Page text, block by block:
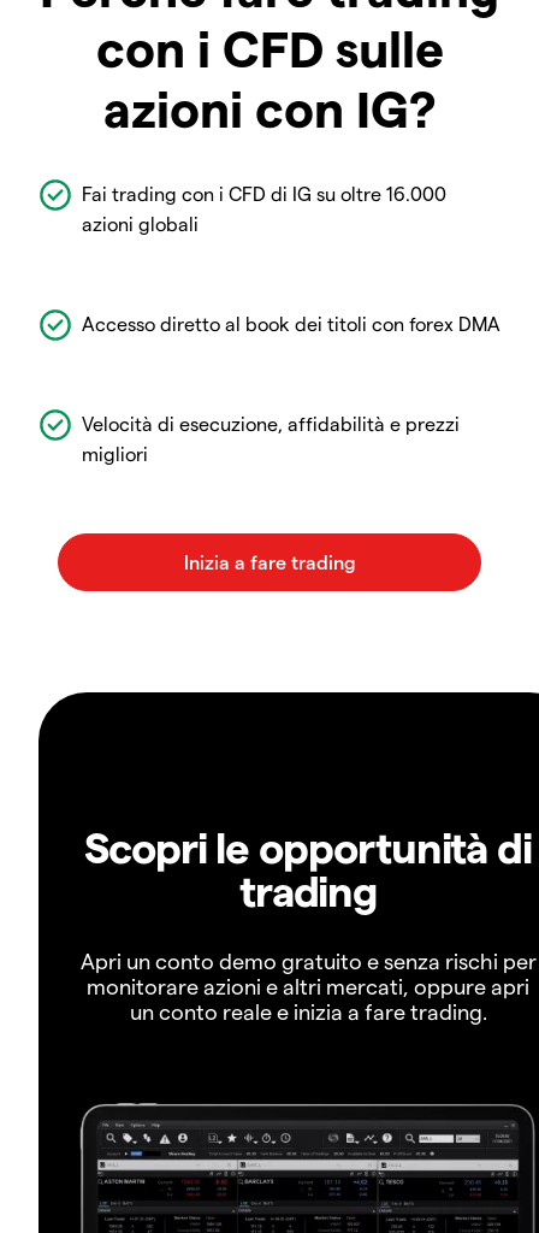
con i CFD sulle
azioni con IG?
Fai trading con i CFD di IG su oltre 16.000
azioni globali
Accesso diretto al book dei titoli con forex DMA
Velocità di esecuzione, affidabilità e prezzi
migliori
Scopri le opportunità di
trading
Apri un conto demo gratuito e senza rischi per
monitorare azioni e altri mercati, oppure apri
un conto reale e inizia a fare trading.